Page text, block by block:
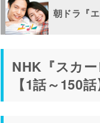
朝ドラ『
NHK『スカ
【1話～150話